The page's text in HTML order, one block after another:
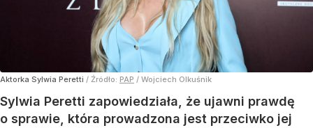
Aktorka Sylwia Peretti / Źródło: PAP / Wojciech Olkuśnik
Sylwia Peretti zapowiedziała, że ujawni prawdę
o sprawie, która prowadzona jest przeciwko jej